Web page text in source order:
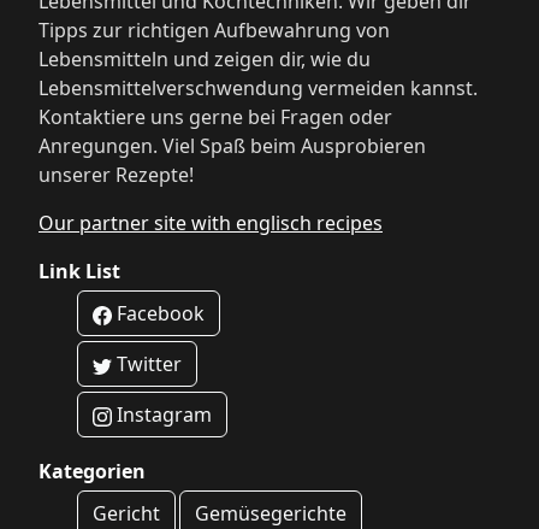
Tipps zur richtigen Aufbewahrung von
Lebensmitteln und zeigen dir, wie du
Lebensmittelverschwendung vermeiden kannst.
Kontaktiere uns gerne bei Fragen oder
Anregungen. Viel Spaß beim Ausprobieren
unserer Rezepte!
Our partner site with englisch recipes
Link List
Facebook
Twitter
Instagram
Kategorien
Gericht
Gemüsegerichte